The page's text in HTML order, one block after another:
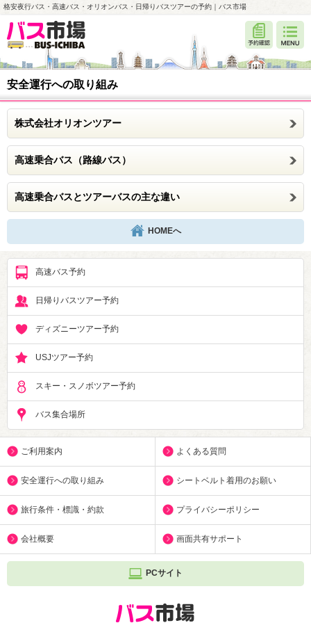
格安夜行バス・高速バス・オリオンバス・日帰りバスツアーの予約｜バス市場
安全運行への取り組み
株式会社オリオンツアー
高速乗合バス（路線バス）
高速乗合バスとツアーバスの主な違い
HOMEへ
高速バス予約
日帰りバスツアー予約
ディズニーツアー予約
USJツアー予約
スキー・スノボツアー予約
バス集合場所
ご利用案内 よくある質問
安全運行への取り組み シートベルト着用のお願い
旅行条件・標識・約款 プライバシーポリシー
会社概要 画面共有サポート
PCサイト